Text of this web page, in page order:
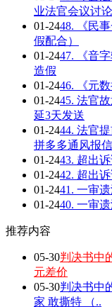
业法官会议讨论
01-2448. 《民
假配合）
01-2447. 《音
造假
01-2446. 《元
01-2445. 法官
延3天发送
01-2444. 法官
拼多多通风报
01-2443. 超出
01-2442. 超出
01-2441. 一审
01-2440. 一审
推荐内容
05-30判决书
元差价
05-30判决书
家 敢撕特 （..